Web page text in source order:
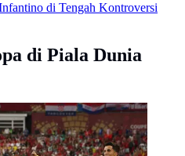
di Tengah Kontroversi
di Piala Dunia